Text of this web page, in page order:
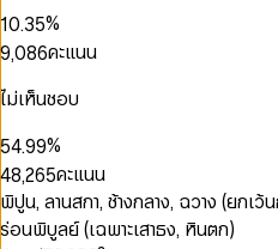
8
9
9
7
8
9
4
5
6
7
8
8
9
5
6
7
9
1
2
3
4
5
6
7
8
9
0
1
2
3
4
5
6
7
8
9
.3
4
5
6
7
8
9
5
6
7
8
9
%
8
9,0
2
4
5
6
7
8
7
8
4
5
6
8
คะแนน
ไม่เห็นชอบ
0
1
3
5
6
7
8
9
0
2
4
5
6
7
8
.
3
4
5
7
9
3
4
5
7
9%
0
1
3
4
5
6
7
1
2
3
4
5
7
8
9
,
1
2
3
4
5
0
1
3
5
6
8
9
0
2
3
4
5
6
7
8
คะแนน
พิปูน, ลานสกา, ช้างกลาง, ฉวาง (ยกเว้น
ร่อนพิบูลย์ (เฉพาะเสาธง, หินตก)
0
1
2
0
1